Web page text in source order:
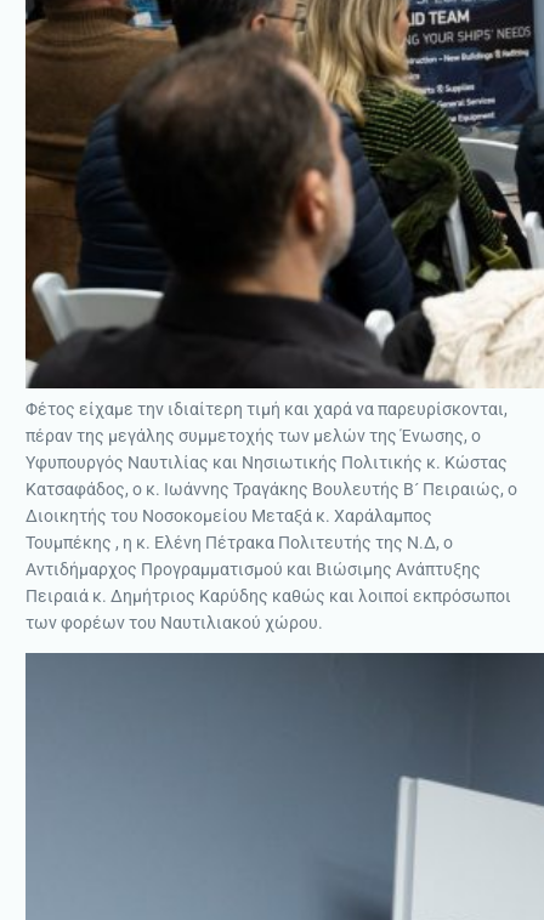
Φέτος είχαμε την ιδιαίτερη τιμή και χαρά να παρευρίσκονται,
πέραν της μεγάλης συμμετοχής των μελών της Ένωσης, ο
Υφυπουργός Ναυτιλίας και Νησιωτικής Πολιτικής κ. Κώστας
Κατσαφάδος, ο κ. Ιωάννης Τραγάκης Βουλευτής Β´ Πειραιώς, ο
Διοικητής του Νοσοκομείου Μεταξά κ. Χαράλαμπος
Τουμπέκης , η κ. Ελένη Πέτρακα Πολιτευτής της Ν.Δ, ο
Αντιδήµαρχος Προγραμματισμού και Βιώσιµης Ανάπτυξης
Πειραιά κ. Δημήτριος Καρύδης καθώς και λοιποί εκπρόσωποι
των φορέων του Ναυτιλιακού χώρου.